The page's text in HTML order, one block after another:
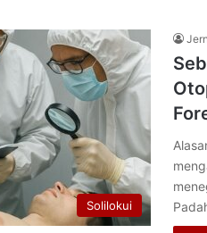
Solilokui